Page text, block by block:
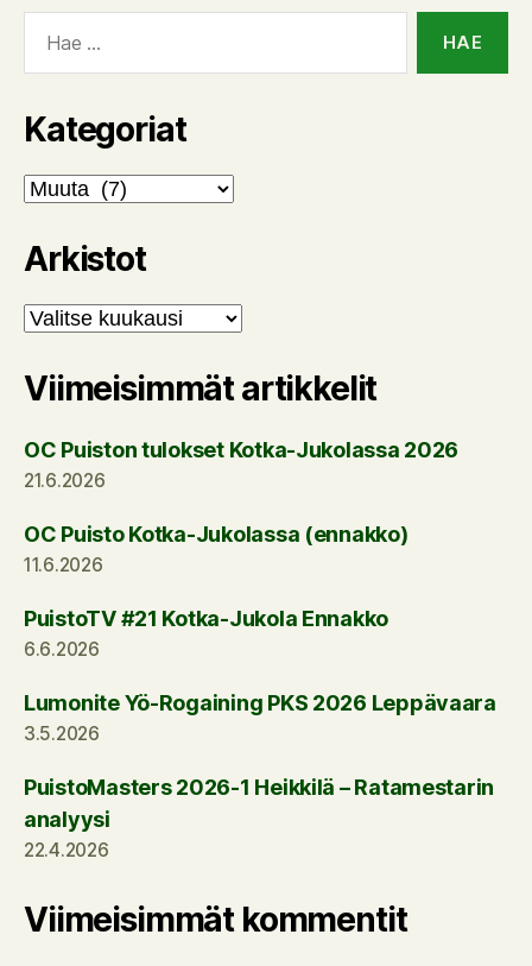
Kategoriat
Kategoriat
Arkistot
Arkistot
Viimeisimmät artikkelit
OC Puiston tulokset Kotka-Jukolassa 2026
21.6.2026
OC Puisto Kotka-Jukolassa (ennakko)
11.6.2026
PuistoTV #21 Kotka-Jukola Ennakko
6.6.2026
Lumonite Yö-Rogaining PKS 2026 Leppävaara
3.5.2026
PuistoMasters 2026-1 Heikkilä – Ratamestarin
analyysi
22.4.2026
Viimeisimmät kommentit